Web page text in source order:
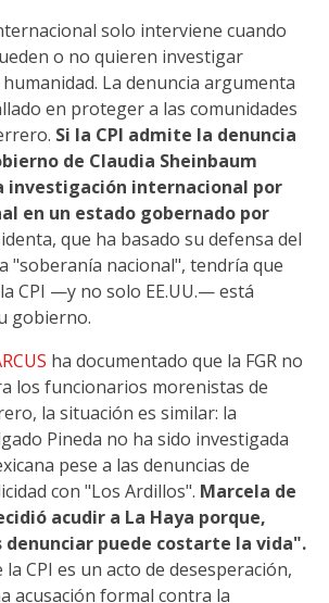
solo interviene cuando
o no quieren investigar
La denuncia argumenta
en proteger a las comunidades
Si la CPI admite la denuncia
de Claudia Sheinbaum
investigación internacional por
en un estado gobernado por
que ha basado su defensa del
"soberanía nacional", tendría que
CPI —y no solo EE.UU.— está
gobierno.
ha documentado que la FGR no
los funcionarios morenistas de
la situación es similar: la
Pineda no ha sido investigada
pese a las denuncias de
con "Los Ardillos". Marcela de
acudir a La Haya porque,
puede costarte la vida".
CPI es un acto de desesperación,
acusación formal contra la